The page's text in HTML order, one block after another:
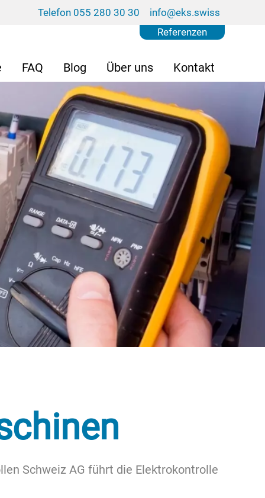
info@eks.swiss
Telefon 055 280 30 30
FAQ Blog Über uns Kontakt
Referenzen
Schweiz AG führt die Elektrokontrolle